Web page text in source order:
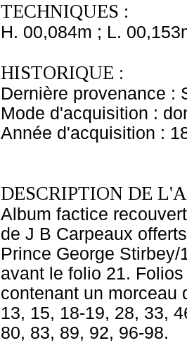
TECHNIQUES :
H. 00,084m ; L.
HISTORIQUE :
Dernière provenance :
Mode d'acquisition :
Année d'acquisition :
DESCRIPTION DE
Album factice
de J B Carpeaux
Prince George
avant le folio 21.
contenant un morceau
13, 15, 18-19, 28, 33,
80, 83, 89, 92, 96-98.